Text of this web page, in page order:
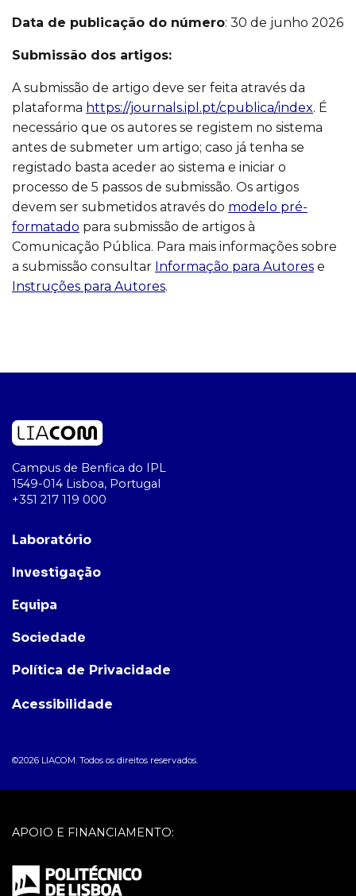
Data de publicação do número: 30 de junho 2026
Submissão dos artigos:
A submissão de artigo deve ser feita através da
plataforma https://journals.ipl.pt/cpublica/index. É
necessário que os autores se registem no sistema
antes de submeter um artigo; caso já tenha se
registado basta aceder ao sistema e iniciar o
processo de 5 passos de submissão. Os artigos
devem ser submetidos através do modelo pré-
formatado para submissão de artigos à
Comunicação Pública. Para mais informações sobre
a submissão consultar Informação para Autores e
Instruções para Autores.
Campus de Benfica do IPL
1549-014 Lisboa, Portugal
+351 217 119 000
Laboratório
Investigação
Equipa
Sociedade
Política de Privacidade
Acessibilidade
©2026 LIACOM. Todos os direitos reservados.
APOIO E FINANCIAMENTO: